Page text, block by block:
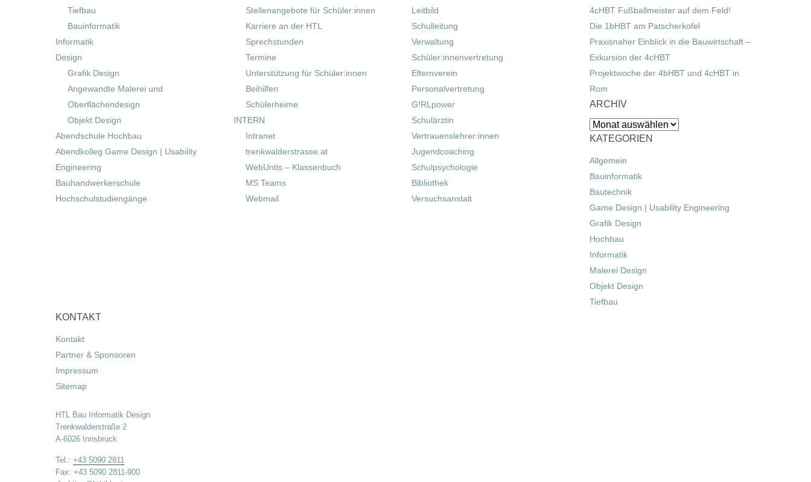
Tiefbau
Bauinformatik
Informatik
Design
Grafik Design
Angewandte Malerei und
Oberflächendesign
Objekt Design
Abendschule Hochbau
Abendkolleg Game Design | Usability
Engineering
Bauhandwerkerschule
Hochschulstudiengänge
Stellenangebote für Schüler:innen
Karriere an der HTL
Sprechstunden
Termine
Unterstützung für Schüler:innen
Beihilfen
Schülerheime
INTERN
Intranet
trenkwalderstrasse.at
WebUntis – Klassenbuch
MS Teams
Webmail
Leitbild
Schulleitung
Verwaltung
Schüler:innenvertretung
Elternverein
Personalvertretung
G!RLpower
Schulärztin
Vertrauenslehrer:innen
Jugendcoaching
Schulpsychologie
Bibliothek
Versuchsanstalt
4cHBT Fußballmeister auf dem Feld!
Die 1bHBT am Patscherkofel
Praxisnaher Einblick in die Bauwirtschaft –
Exkursion der 4cHBT
Projektwoche der 4bHBT und 4cHBT in
Rom
ARCHIV
Archiv
KATEGORIEN
Allgemein
Bauinformatik
Bautechnik
Game Design | Usability Engineering
Grafik Design
Hochbau
Informatik
Malerei Design
Objekt Design
Tiefbau
KONTAKT
Kontakt
Partner & Sponsoren
Impressum
Sitemap
HTL Bau Informatik Design
Trenkwalderstraße 2
A-6026 Innsbruck
Tel.: +43 5090 2811
Fax: +43 5090 2811-900